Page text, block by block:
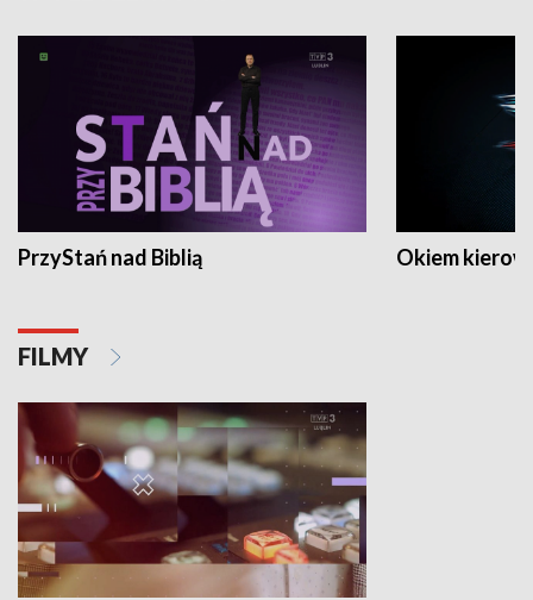
PrzyStań nad Biblią Okiem
FILMY